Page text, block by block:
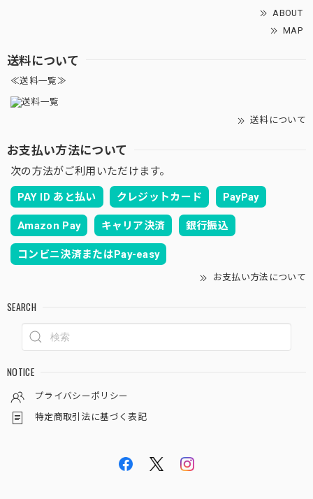
ABOUT
MAP
送料について
≪送料一覧≫
送料について
お支払い方法について
次の方法がご利用いただけます。
PAY ID あと払い クレジットカード PayPay
Amazon Pay キャリア決済 銀行振込
コンビニ決済またはPay-easy
お支払い方法について
SEARCH
NOTICE
プライバシーポリシー
特定商取引法に基づく表記